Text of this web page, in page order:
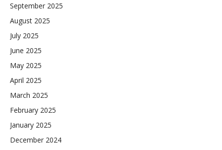
September 2025
August 2025
July 2025
June 2025
May 2025
April 2025
March 2025
February 2025
January 2025
December 2024